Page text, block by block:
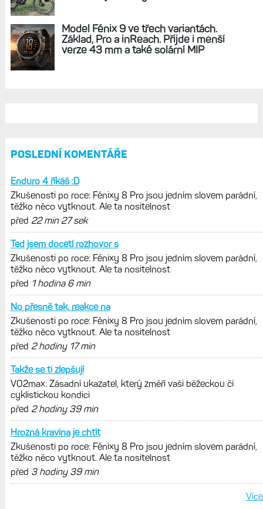
vytknout. Ale ta nositelnost
Zaměření zátěže: Hodnotí, zda je váš
trénink produktivní a jestli se nachází
v optimálních oblastech
Garmin poprvé překonal hranici
300 dolarů. Cena akcií za devět
měsíců výrazně vzrostla
Elektrokola s motorem Bosch se
konečně mohou propojit s Garminem.
Zatím ale jen s Edge
Model Fénix 9 ve třech variantách.
Základ, Pro a inReach. Přijde i menší
verze 43 mm a také solární MIP